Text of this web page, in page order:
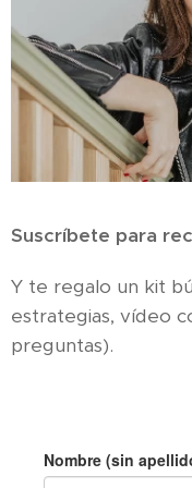
Suscríbete para
Y te regalo un kit
estrategias, vídeo
preguntas).